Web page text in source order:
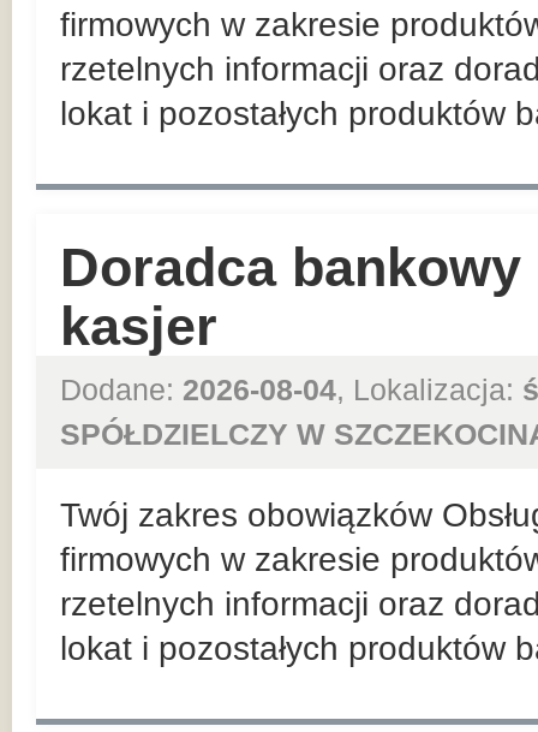
firmowych w zakresie
rzetelnych informacji oraz
lokat i pozostałych produktów
Doradca
kasjer
Dodane: 2026-08-04, Lokalizacja:
SPÓŁDZIELCZY W
Twój zakres obowiązków
firmowych w zakresie
rzetelnych informacji oraz
lokat i pozostałych produktów